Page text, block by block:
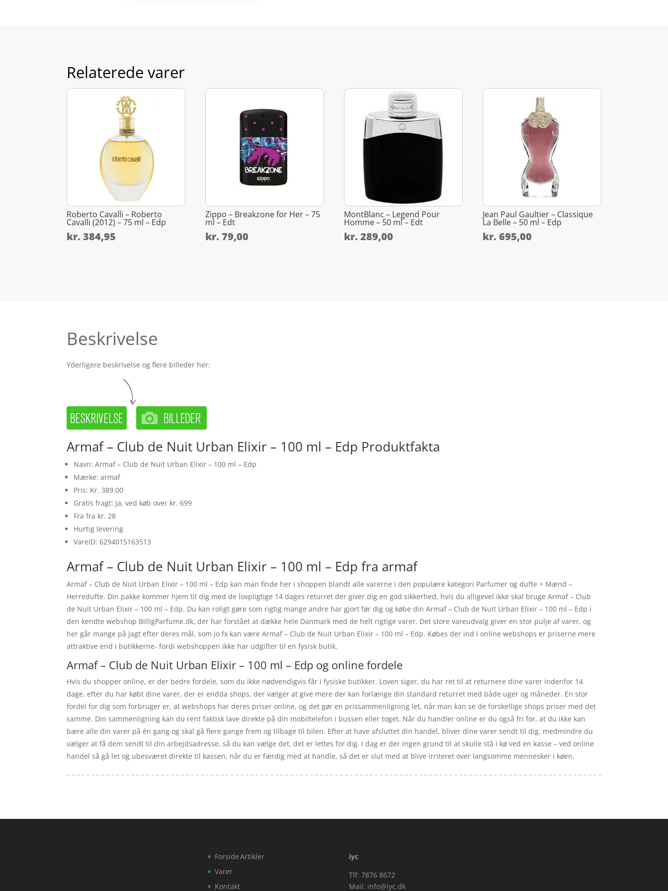
Relaterede varer
Roberto Cavalli – Roberto
Cavalli (2012) – 75 ml – Edp
kr. 384,95
Zippo – Breakzone for Her – 75
ml – Edt
kr. 79,00
MontBlanc – Legend Pour
Homme – 50 ml – Edt
kr. 289,00
Jean Paul Gaultier – Classique
La Belle – 50 ml – Edp
kr. 695,00
Beskrivelse
Yderligere beskrivelse og flere billeder her:
Armaf – Club de Nuit Urban Elixir – 100 ml – Edp Produktfakta
Navn: Armaf – Club de Nuit Urban Elixir – 100 ml – Edp
Mærke: armaf
Pris: Kr. 389.00
Gratis fragt: Ja, ved køb over kr. 699
Fra fra kr. 28
Hurtig levering
VareID: 6294015163513
Armaf – Club de Nuit Urban Elixir – 100 ml – Edp fra armaf
Armaf – Club de Nuit Urban Elixir – 100 ml – Edp kan man finde her i shoppen blandt alle varerne i den populære kategori Parfumer og dufte > Mænd –
Herredufte. Din pakke kommer hjem til dig med de lovpligtige 14 dages returret der giver dig en god sikkerhed, hvis du alligevel ikke skal bruge Armaf – Club
de Nuit Urban Elixir – 100 ml – Edp. Du kan roligt gøre som rigtig mange andre har gjort før dig og købe din Armaf – Club de Nuit Urban Elixir – 100 ml – Edp i
den kendte webshop BilligParfume.dk, der har forstået at dække hele Danmark med de helt rigtige varer. Det store vareudvalg giver en stor pulje af varer, og
her går mange på jagt efter deres mål, som jo fx kan være Armaf – Club de Nuit Urban Elixir – 100 ml – Edp. Købes der ind i online webshops er priserne mere
attraktive end i butikkerne- fordi webshoppen ikke har udgifter til en fysisk butik.
Armaf – Club de Nuit Urban Elixir – 100 ml – Edp og online fordele
Hvis du shopper online, er der bedre fordele, som du ikke nødvendigvis får i fysiske butikker. Loven siger, du har ret til at returnere dine varer indenfor 14
dage. efter du har købt dine varer, der er endda shops, der vælger at give mere der kan forlænge din standard returret med både uger og måneder. En stor
fordel for dig som forbruger er, at webshops har deres priser online, og det gør en prissammenligning let, når man kan se de forskellige shops priser med det
samme. Din sammenligning kan du rent faktisk lave direkte på din mobiltelefon i bussen eller toget. Når du handler online er du også fri for, at du ikke kan
bære alle din varer på én gang og skal gå flere gange frem og tilbage til bilen. Efter at have afsluttet din handel, bliver dine varer sendt til dig, medmindre du
vælger at få dem sendt til din arbejdsadresse, så du kan vælge det, det er lettes for dig. I dag er der ingen grund til at skulle stå i kø ved en kasse – ved online
handel så gå let og ubesværet direkte til kassen, når du er færdig med at handle, så det er slut med at blive irriteret over langsomme mennesker i køen.
Forside
Varer
Kontakt
Artikler
iyc
Tlf: 7876 8672
Mail: info@iyc.dk